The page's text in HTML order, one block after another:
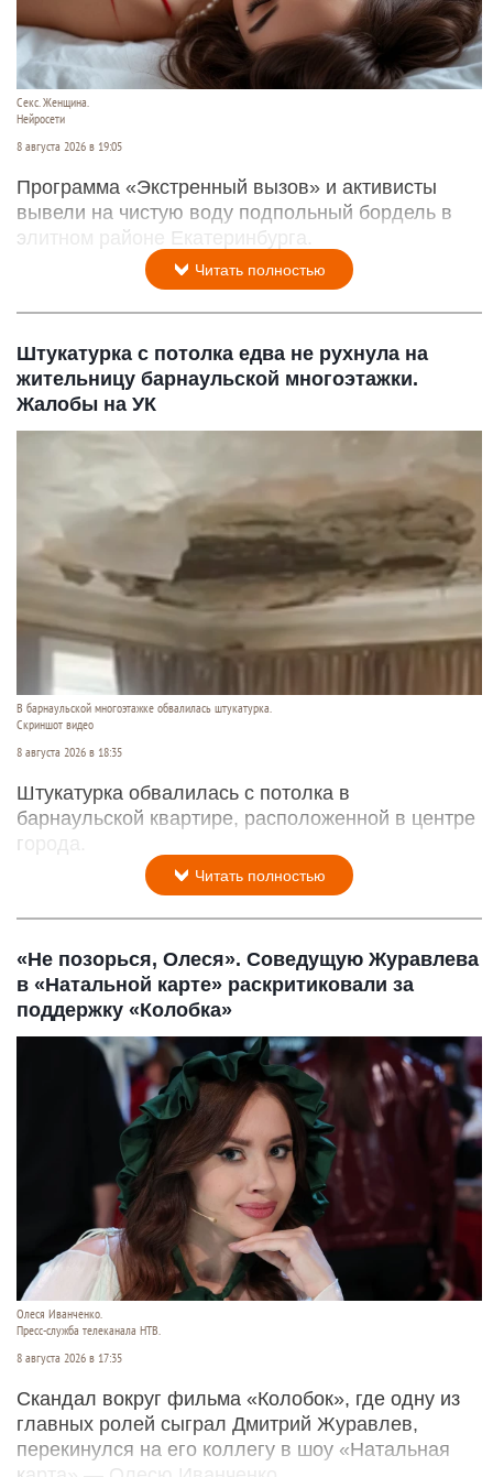
Секс. Женщина.
Нейросети
8 августа 2026 в 19:05
Программа «Экстренный вызов» и активисты
вывели на чистую воду подпольный бордель в
элитном районе Екатеринбурга.
Читать полностью
Штукатурка с потолка едва не рухнула на
жительницу барнаульской многоэтажки.
Жалобы на УК
В барнаульской многоэтажке обвалилась штукатурка.
Скриншот видео
8 августа 2026 в 18:35
Штукатурка обвалилась с потолка в
барнаульской квартире, расположенной в центре
города.
Читать полностью
«Не позорься, Олеся». Соведущую Журавлева
в «Натальной карте» раскритиковали за
поддержку «Колобка»
Олеся Иванченко.
Пресс-служба телеканала НТВ.
8 августа 2026 в 17:35
Скандал вокруг фильма «Колобок», где одну из
главных ролей сыграл Дмитрий Журавлев,
перекинулся на его коллегу в шоу «Натальная